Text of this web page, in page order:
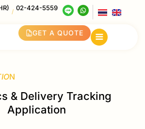
/ 02-424-5559
GET A QUOTE
ION
& Delivery Tracking
Application